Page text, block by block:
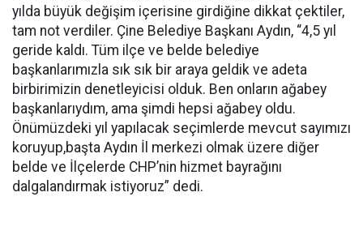
yılda büyük değişim içerisine girdiğine dikkat çektiler,
tam not verdiler. Çine Belediye Başkanı Aydın, “4,5 yıl
geride kaldı. Tüm ilçe ve belde belediye
başkanlarımızla sık sık bir araya geldik ve adeta
birbirimizin denetleyicisi olduk. Ben onların ağabey
başkanlarıydım, ama şimdi hepsi ağabey oldu.
Önümüzdeki yıl yapılacak seçimlerde mevcut sayımızı
koruyup,başta Aydın İl merkezi olmak üzere diğer
belde ve İlçelerde CHP’nin hizmet bayrağını
dalgalandırmak istiyoruz” dedi.